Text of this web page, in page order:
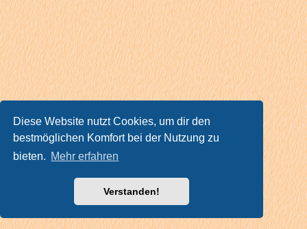
Diese Website nutzt Cookies, um dir den
bestmöglichen Komfort bei der Nutzung zu
bieten. Mehr erfahren
Verstanden!